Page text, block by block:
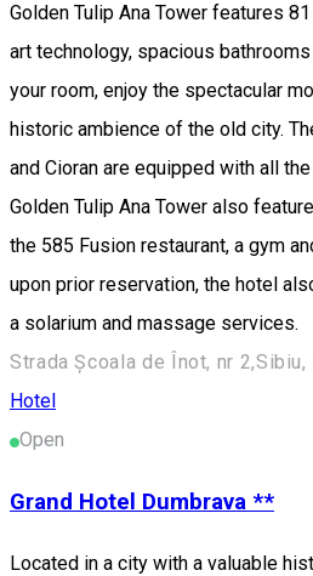
Golden Tulip Ana Tower features
art technology, spacious
your room, enjoy the spectacular
historic ambience of the old city.
and Cioran are equipped with all
Golden Tulip Ana Tower also
the 585 Fusion restaurant, a gym
upon prior reservation, the hotel
a solarium and massage services.
Strada Școala de Înot, nr 2,Sibiu,
Hotel
Open
Grand Hotel Dumbrava **
Located in a city with a valuable